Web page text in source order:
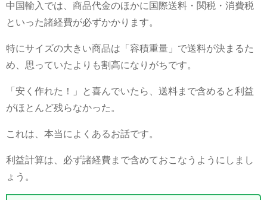
中国輸入では、商品代金のほかに国際送料・関税・消費税
といった諸経費が必ずかかります。
特にサイズの大きい商品は「容積重量」で送料が決まるた
め、思っていたよりも割高になりがちです。
「安く作れた！」と喜んでいたら、送料まで含めると利益
がほとんど残らなかった。
これは、本当によくあるお話です。
利益計算は、必ず諸経費まで含めておこなうようにしまし
ょう。